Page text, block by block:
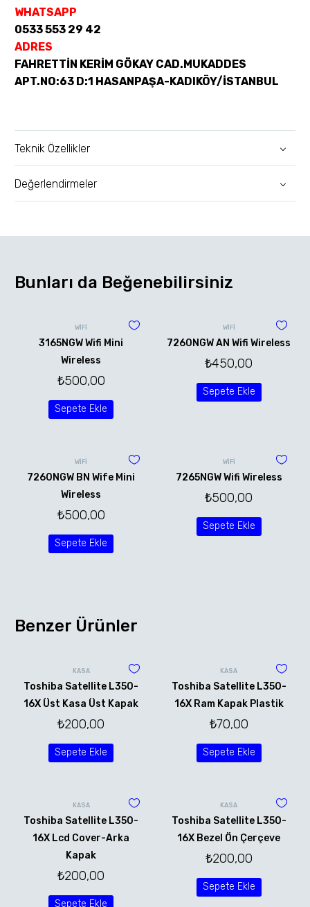
WHATSAPP
0533 553 29 42
ADRES
FAHRETTİN KERİM GÖKAY CAD.MUKADDES
APT.NO:63 D:1 HASANPAŞA-KADIKÖY/İSTANBUL
Teknik Özellikler
Değerlendirmeler
Bunları da Beğenebilirsiniz
WİFİ
3165NGW Wifi Mini
Wireless
₺500,00
Sepete Ekle
WİFİ
7260NGW AN Wifi Wireless
₺450,00
Sepete Ekle
WİFİ
7260NGW BN Wife Mini
Wireless
₺500,00
Sepete Ekle
WİFİ
7265NGW Wifi Wireless
₺500,00
Sepete Ekle
Benzer Ürünler
KASA
Toshiba Satellite L350-
16X Üst Kasa Üst Kapak
₺200,00
Sepete Ekle
KASA
Toshiba Satellite L350-
16X Ram Kapak Plastik
₺70,00
Sepete Ekle
KASA
Toshiba Satellite L350-
16X Lcd Cover-Arka
Kapak
₺200,00
Sepete Ekle
KASA
Toshiba Satellite L350-
16X Bezel Ön Çerçeve
₺200,00
Sepete Ekle